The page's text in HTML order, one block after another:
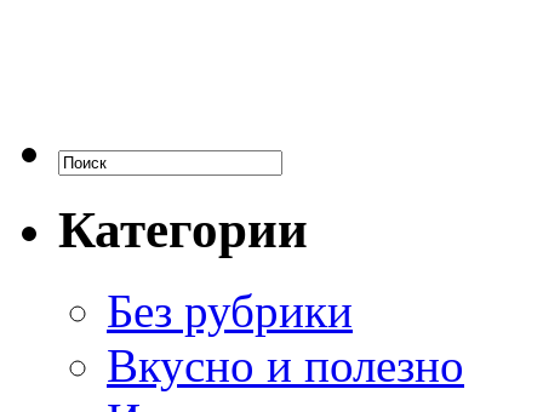
Категории
Без рубрики
Вкусно и полезно